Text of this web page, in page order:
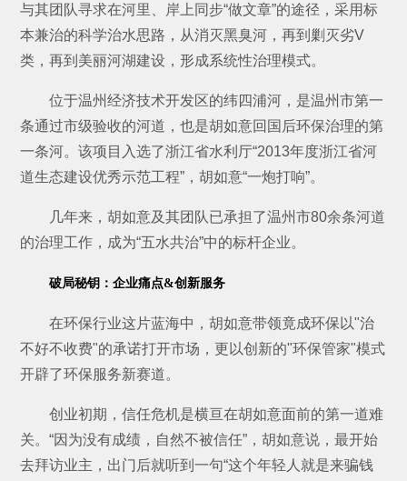
与其团队寻求在河里、岸上同步“做文章”的途径，采用标
本兼治的科学治水思路，从消灭黑臭河，再到剿灭劣V
类，再到美丽河湖建设，形成系统性治理模式。
位于温州经济技术开发区的纬四浦河，是温州市第一
条通过市级验收的河道，也是胡如意回国后环保治理的第
一条河。该项目入选了浙江省水利厅“2013年度浙江省河
道生态建设优秀示范工程”，胡如意“一炮打响”。
几年来，胡如意及其团队已承担了温州市80余条河道
的治理工作，成为“五水共治”中的标杆企业。
破局秘钥：企业痛点&创新服务
在环保行业这片蓝海中，胡如意带领竟成环保以"治
不好不收费"的承诺打开市场，更以创新的"环保管家"模式
开辟了环保服务新赛道。
创业初期，信任危机是横亘在胡如意面前的第一道难
关。“因为没有成绩，自然不被信任”，胡如意说，最开始
去拜访业主，出门后就听到一句“这个年轻人就是来骗钱